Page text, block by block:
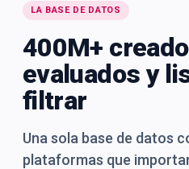
LA BASE DE DATOS
400M+
evaluados y
filtrar
Una sola base de datos
plataformas que